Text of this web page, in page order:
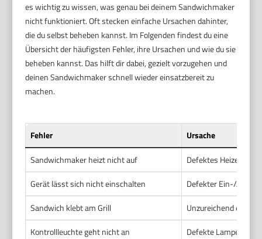
es wichtig zu wissen, was genau bei deinem Sandwichmaker
nicht funktioniert. Oft stecken einfache Ursachen dahinter,
die du selbst beheben kannst. Im Folgenden findest du eine
Übersicht der häufigsten Fehler, ihre Ursachen und wie du sie
beheben kannst. Das hilft dir dabei, gezielt vorzugehen und
deinen Sandwichmaker schnell wieder einsatzbereit zu
machen.
Fehler
Ursache
Sandwichmaker heizt nicht auf
Defektes
Gerät lässt sich nicht einschalten
Defekter Ein-/
Sandwich klebt am Grill
Unzureichend
Kontrollleuchte geht nicht an
Defekte Lampe oder